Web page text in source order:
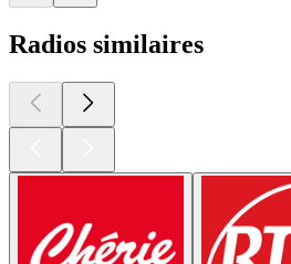
Radios similaires